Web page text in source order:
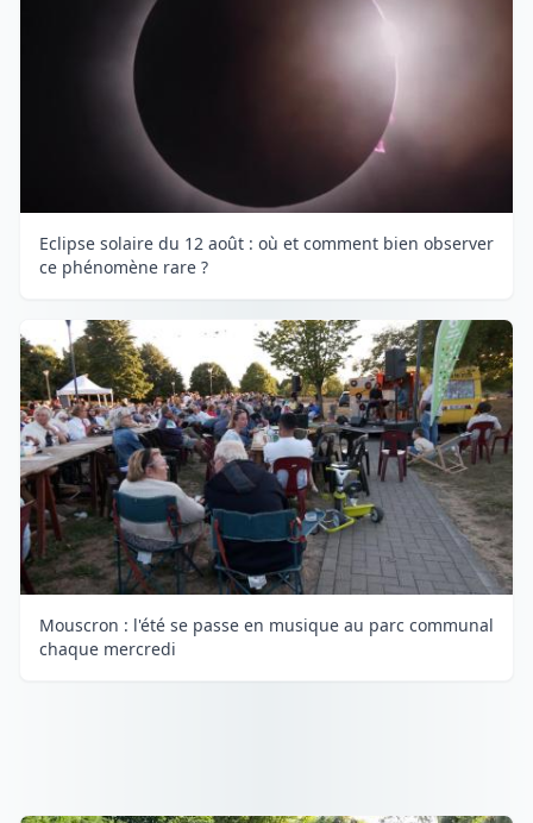
Eclipse solaire du 12 août : où et comment bien observer
ce phénomène rare ?
Mouscron : l'été se passe en musique au parc communal
chaque mercredi